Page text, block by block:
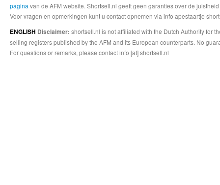
pagina van de AFM website. Shortsell.nl geeft geen garanties over de
Voor vragen en opmerkingen kunt u contact opnemen via info apestaartje
ENGLISH Disclaimer: shortsell.nl is not affiliated with the Dutch Authority for
selling registers published by the AFM and its European counterparts. No
For questions or remarks, please contact info [at] shortsell.nl